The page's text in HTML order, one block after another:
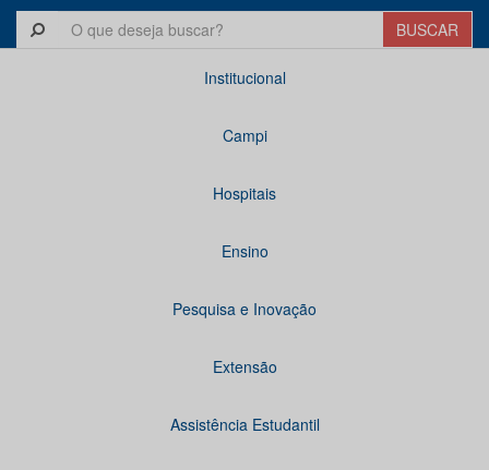
Institucional
Campi
Hospitais
Ensino
Pesquisa e Inovação
Extensão
Assistência Estudantil